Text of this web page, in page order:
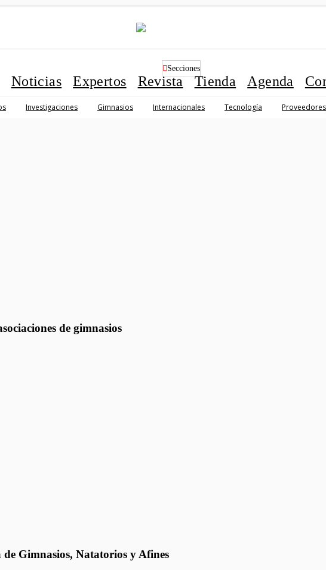
Secciones
Noticias Expertos Revista Tienda Agenda
Investigaciones Gimnasios Internacionales Tecnología Proveedores
de gimnasios
Gimnasios, Natatorios y Afines